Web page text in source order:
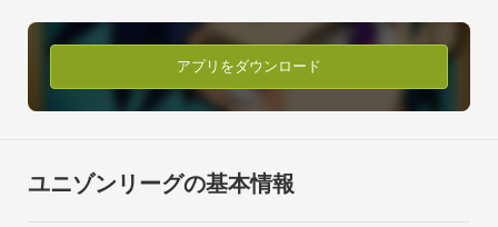
アプリをダウンロード
ユニゾンリーグの基本情報